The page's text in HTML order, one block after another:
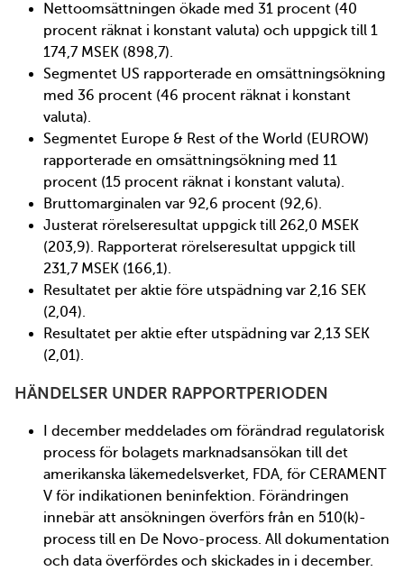
Nettoomsättningen ökade med 31 procent (40
procent räknat i konstant valuta) och uppgick till 1
174,7 MSEK (898,7).
Segmentet US rapporterade en omsättningsökning
med 36 procent (46 procent räknat i konstant
valuta).
Segmentet Europe & Rest of the World (EUROW)
rapporterade en omsättningsökning med 11
procent (15 procent räknat i konstant valuta).
Bruttomarginalen var 92,6 procent (92,6).
Justerat rörelseresultat uppgick till 262,0 MSEK
(203,9). Rapporterat rörelseresultat uppgick till
231,7 MSEK (166,1).
Resultatet per aktie före utspädning var 2,16 SEK
(2,04).
Resultatet per aktie efter utspädning var 2,13 SEK
(2,01).
HÄNDELSER UNDER RAPPORTPERIODEN
I december meddelades om förändrad regulatorisk
process för bolagets marknadsansökan till det
amerikanska läkemedelsverket, FDA, för CERAMENT
V för indikationen beninfektion. Förändringen
innebär att ansökningen överförs från en 510(k)-
process till en De Novo-process. All dokumentation
och data överfördes och skickades in i december.